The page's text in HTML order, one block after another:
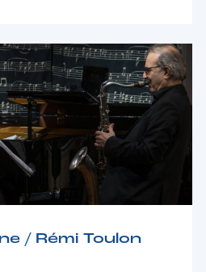
/ Rémi Toulon